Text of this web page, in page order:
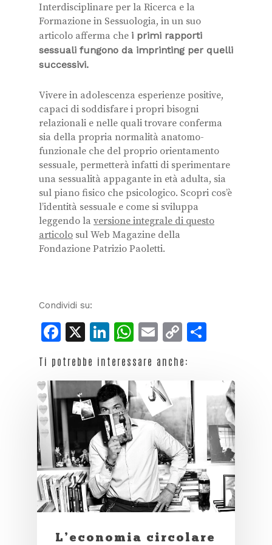
Interdisciplinare per la Ricerca e la
Formazione in Sessuologia, in un suo
articolo afferma che i primi rapporti
sessuali fungono da imprinting per quelli
successivi.
Vivere in adolescenza esperienze positive,
capaci di soddisfare i propri bisogni
relazionali e nelle quali trovare conferma
sia della propria normalità anatomo-
funzionale che del proprio orientamento
sessuale, permetterà infatti di sperimentare
una sessualità appagante in età adulta, sia
sul piano fisico che psicologico. Scopri cos’è
l’identità sessuale e come si sviluppa
leggendo la versione integrale di questo
articolo sul Web Magazine della
Fondazione Patrizio Paoletti.
Condividi su:
Facebook
X LinkedIn
WhatsApp
Email
Copy
Ti potrebbe interessare anche:
L’economia circolare